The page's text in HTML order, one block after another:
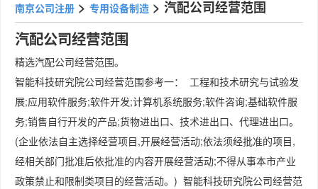
南京公司注册 > 专用设备制造 > 汽配公司经营范围
汽配公司经营范围
精选汽配公司经营范围。
智能科技研究院公司经营范围参考一： 工程和技术研究与试验发
展;应用软件服务;软件开发;计算机系统服务;软件咨询;基础软件服
务;销售自行开发的产品;货物进出口、技术进出口、代理进出口。
(企业依法自主选择经营项目,开展经营活动;依法须经批准的项目,
经相关部门批准后依批准的内容开展经营活动;不得从事本市产业
政策禁止和限制类项目的经营活动。) 智能科技研究院公司经营范